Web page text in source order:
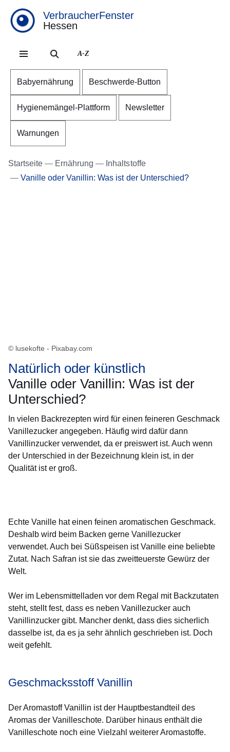
VerbraucherFenster
Hessen
A-Z
Babyernährung Beschwerde-Button
Hygienemängel-Plattform Newsletter
Warnungen
Startseite Ernährung
Inhaltstoffe
Vanille oder Vanillin: Was ist der Unterschied?
© lusekofte - Pixabay.com
Natürlich oder künstlich
Vanille oder Vanillin: Was ist der
Unterschied?
In vielen Backrezepten wird für einen feineren Geschmack
Vanillezucker angegeben. Häufig wird dafür dann
Vanillinzucker verwendet, da er preiswert ist. Auch wenn
der Unterschied in der Bezeichnung klein ist, in der
Qualität ist er groß.
Echte Vanille hat einen feinen aromatischen Geschmack.
Deshalb wird beim Backen gerne Vanillezucker
verwendet. Auch bei Süßspeisen ist Vanille eine beliebte
Zutat. Nach Safran ist sie das zweitteuerste Gewürz der
Welt.
Wer im Lebensmittelladen vor dem Regal mit Backzutaten
steht, stellt fest, dass es neben Vanillezucker auch
Vanillinzucker gibt. Mancher denkt, dass dies sicherlich
dasselbe ist, da es ja sehr ähnlich geschrieben ist. Doch
weit gefehlt.
Geschmacksstoff Vanillin
Der Aromastoff Vanillin ist der Hauptbestandteil des
Aromas der Vanilleschote. Darüber hinaus enthält die
Vanilleschote noch eine Vielzahl weiterer Aromastoffe.